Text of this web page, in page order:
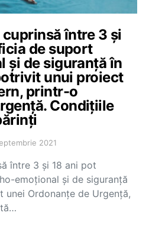
între 3 și
de suport
și de siguranță în
unui proiect
printr-o
Condițiile
2021
între 3 și 18 ani pot
emoțional și de siguranță
unei Ordonanțe de Urgență,